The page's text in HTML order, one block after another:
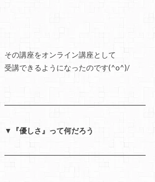
その講座をオンライン講座として
受講できるようになったのです(^o^)/
━━━━━━━━━━━━━━━━━━━
▼『優しさ』って何だろう
━━━━━━━━━━━━━━━━━━━